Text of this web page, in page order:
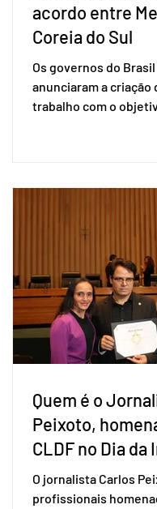
acordo entre
Coreia do Sul
Os governos do Brasil
anunciaram a criação
trabalho com o
“Decidimos criar um
que vai identificar
dois lados e evitar
empecilho para a
negociações de um
com a Coreia”, disse o
Quem é o
Peixoto,
CLDF no Dia da
O jornalista Carlos
profissionais